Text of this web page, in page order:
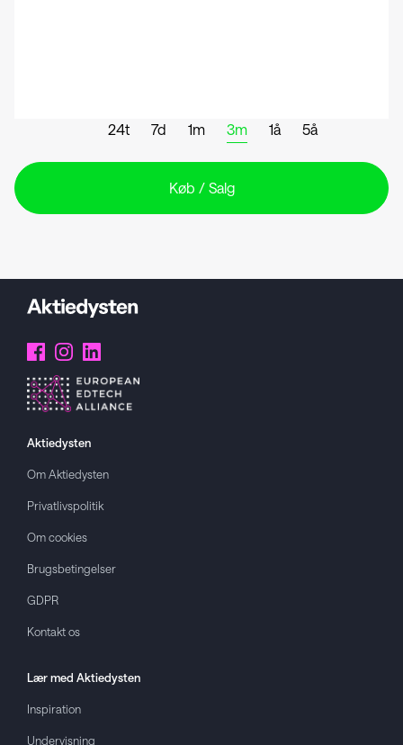
24t 7d 1m 3m 1å 5å
Køb / Salg
Aktiedysten
Om Aktiedysten
Privatlivspolitik
Om cookies
Brugsbetingelser
GDPR
Kontakt os
Lær med Aktiedysten
Inspiration
Undervisning